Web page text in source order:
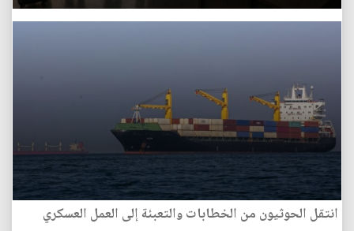
انتقل الحوثيون من الخطابات والتعبئة إلى العمل العسكري